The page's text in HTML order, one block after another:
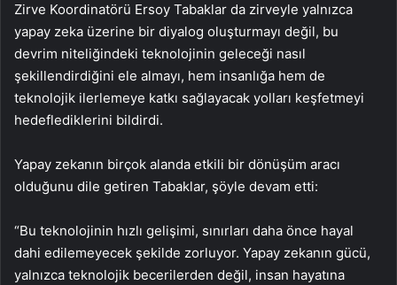
Zirve Koordinatörü Ersoy Tabaklar da zirveyle yalnızca
yapay zeka üzerine bir diyalog oluşturmayı değil, bu
devrim niteliğindeki teknolojinin geleceği nasıl
şekillendirdiğini ele almayı, hem insanlığa hem de
teknolojik ilerlemeye katkı sağlayacak yolları keşfetmeyi
hedeflediklerini bildirdi.
Yapay zekanın birçok alanda etkili bir dönüşüm aracı
olduğunu dile getiren Tabaklar, şöyle devam etti:
“Bu teknolojinin hızlı gelişimi, sınırları daha önce hayal
dahi edilemeyecek şekilde zorluyor. Yapay zekanın gücü,
yalnızca teknolojik becerilerden değil, insan hayatına